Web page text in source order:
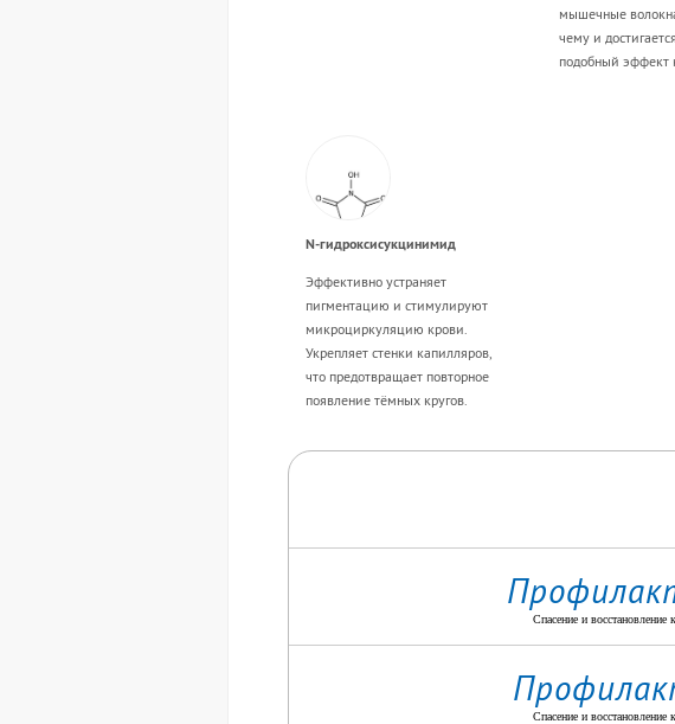
мышечные
чему и
подобный эффект
N-гидроксисукцинимид
Эффективно устраняет
пигментацию и стимулируют
микроциркуляцию крови.
Укрепляет стенки капилляров,
что предотвращает повторное
появление тёмных кругов.
Спасение и восстановление
Спасение и восстановление